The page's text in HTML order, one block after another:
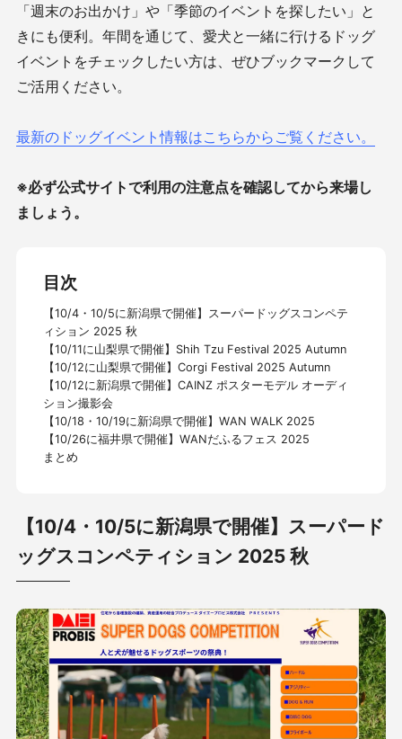
「週末のお出かけ」や「季節のイベントを探したい」と
きにも便利。年間を通じて、愛犬と一緒に行けるドッグ
イベントをチェックしたい方は、ぜひブックマークして
ご活用ください。
最新のドッグイベント情報はこちらからご覧ください。
※必ず公式サイトで利用の注意点を確認してから来場し
ましょう。
目次
【10/4・10/5に新潟県で開催】スーパードッグスコンペテ
ィション 2025 秋
【10/11に山梨県で開催】Shih Tzu Festival 2025 Autumn
【10/12に山梨県で開催】Corgi Festival 2025 Autumn
【10/12に新潟県で開催】CAINZ ポスターモデル オーディ
ション撮影会
【10/18・10/19に新潟県で開催】WAN WALK 2025
【10/26に福井県で開催】WANだふるフェス 2025
まとめ
【10/4・10/5に新潟県で開催】スーパード
ッグスコンペティション 2025 秋